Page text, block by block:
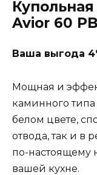
Avior 60
Ваша выгода
Мощная и
каминного
белом цвете,
отвода, так и в
по-
вашей кухне.